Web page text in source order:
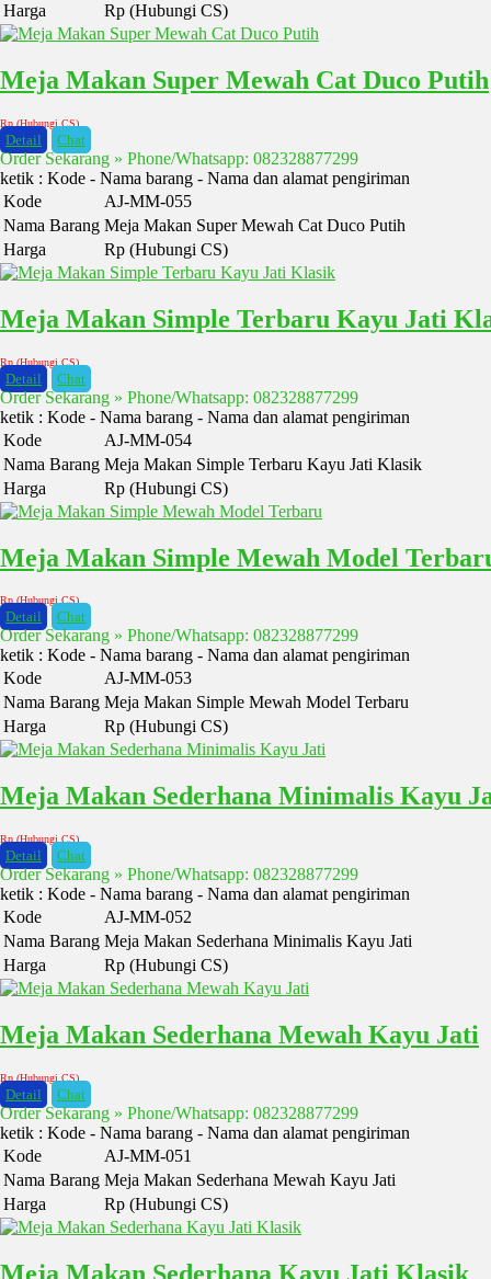
Harga
Rp (Hubungi CS)
Meja Makan Super Mewah Cat Duco Putih
Rp (Hubungi CS)
Detail Chat
Order Sekarang » Phone/Whatsapp: 082328877299
ketik : Kode - Nama barang - Nama dan alamat pengiriman
Kode
AJ-MM-055
Nama Barang Meja Makan Super Mewah Cat Duco Putih
Harga
Rp (Hubungi CS)
Meja Makan Simple Terbaru Kayu Jati
Rp (Hubungi CS)
Detail Chat
Order Sekarang » Phone/Whatsapp: 082328877299
ketik : Kode - Nama barang - Nama dan alamat pengiriman
Kode
AJ-MM-054
Nama Barang Meja Makan Simple Terbaru Kayu Jati Klasik
Harga
Rp (Hubungi CS)
Meja Makan Simple Mewah Model
Rp (Hubungi CS)
Detail Chat
Order Sekarang » Phone/Whatsapp: 082328877299
ketik : Kode - Nama barang - Nama dan alamat pengiriman
Kode
AJ-MM-053
Nama Barang Meja Makan Simple Mewah Model Terbaru
Harga
Rp (Hubungi CS)
Meja Makan Sederhana Minimalis Kayu
Rp (Hubungi CS)
Detail Chat
Order Sekarang » Phone/Whatsapp: 082328877299
ketik : Kode - Nama barang - Nama dan alamat pengiriman
Kode
AJ-MM-052
Nama Barang Meja Makan Sederhana Minimalis Kayu Jati
Harga
Rp (Hubungi CS)
Meja Makan Sederhana Mewah Kayu Jati
Rp (Hubungi CS)
Detail Chat
Order Sekarang » Phone/Whatsapp: 082328877299
ketik : Kode - Nama barang - Nama dan alamat pengiriman
Kode
AJ-MM-051
Nama Barang Meja Makan Sederhana Mewah Kayu Jati
Harga
Rp (Hubungi CS)